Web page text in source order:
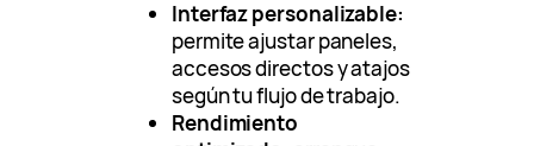
Interfaz personalizable:
permite ajustar paneles,
accesos directos y atajos
según tu flujo de trabajo.
Rendimiento